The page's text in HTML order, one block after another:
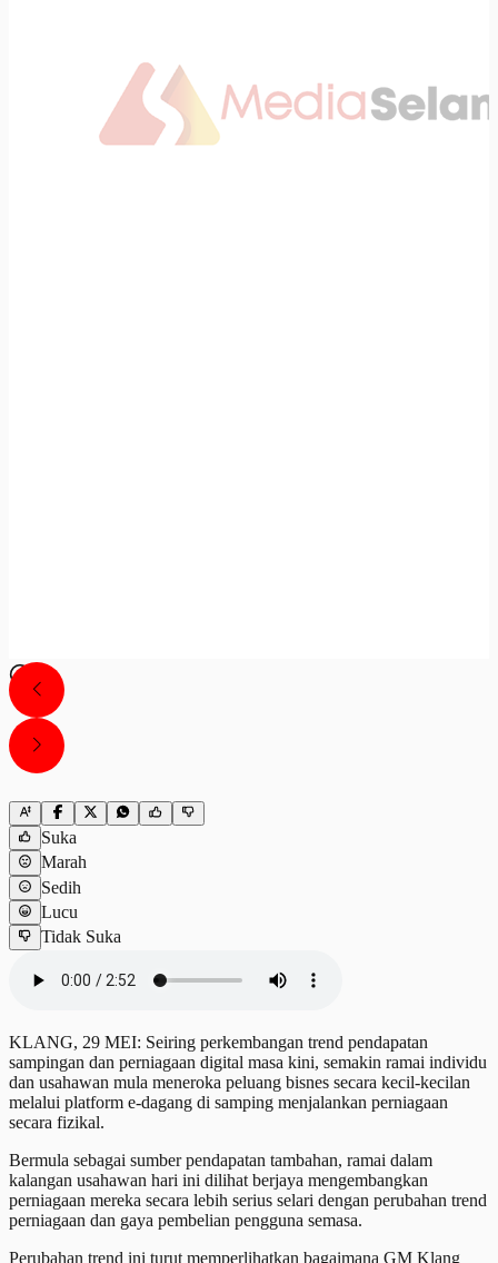
Suka
Marah
Sedih
Lucu
Tidak Suka
KLANG, 29 MEI: Seiring perkembangan trend pendapatan
sampingan dan perniagaan digital masa kini, semakin ramai individu
dan usahawan mula meneroka peluang bisnes secara kecil-kecilan
melalui platform e-dagang di samping menjalankan perniagaan
secara fizikal.
Bermula sebagai sumber pendapatan tambahan, ramai dalam
kalangan usahawan hari ini dilihat berjaya mengembangkan
perniagaan mereka secara lebih serius selari dengan perubahan trend
perniagaan dan gaya pembelian pengguna semasa.
Perubahan trend ini turut memperlihatkan bagaimana GM Klang